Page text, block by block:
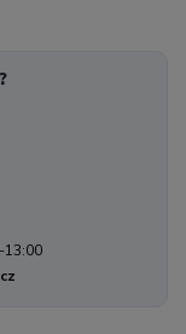
13:00